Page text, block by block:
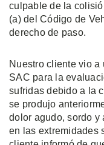
culpable de la
(a) del Código de
derecho de paso.
Nuestro cliente vio a
SAC para la
sufridas debido a la
se produjo
dolor agudo, sordo y
en las extremidades